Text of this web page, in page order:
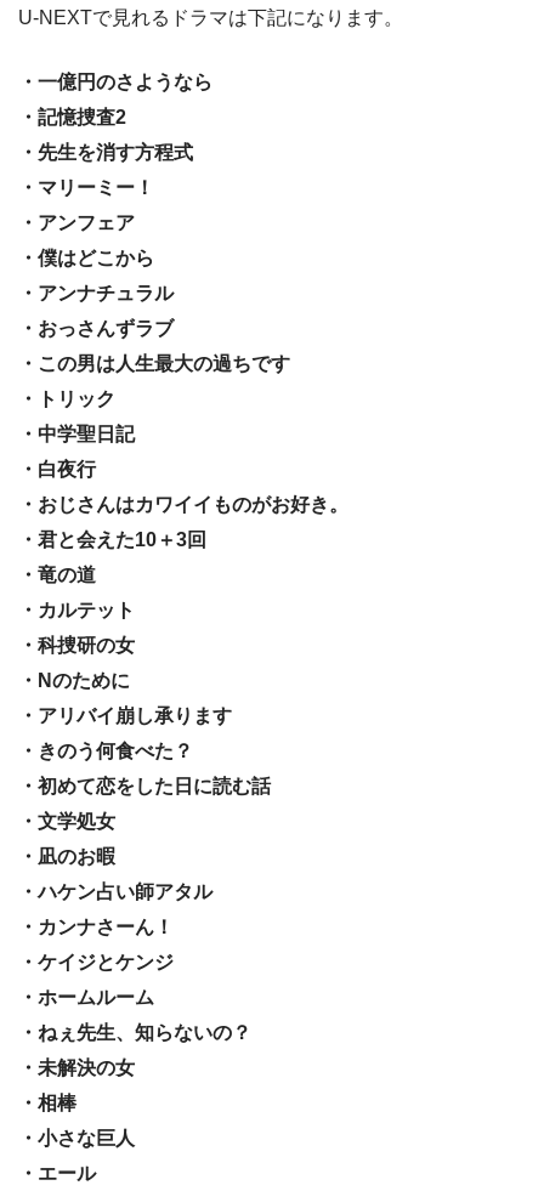
U-NEXTで見れるドラマは下記になります。
・一億円のさようなら
・記憶捜査2
・先生を消す方程式
・マリーミー！
・アンフェア
・僕はどこから
・アンナチュラル
・おっさんずラブ
・この男は人生最大の過ちです
・トリック
・中学聖日記
・白夜行
・おじさんはカワイイものがお好き。
・君と会えた10＋3回
・竜の道
・カルテット
・科捜研の女
・Nのために
・アリバイ崩し承ります
・きのう何食べた？
・初めて恋をした日に読む話
・文学処女
・凪のお暇
・ハケン占い師アタル
・カンナさーん！
・ケイジとケンジ
・ホームルーム
・ねぇ先生、知らないの？
・未解決の女
・相棒
・小さな巨人
・エール